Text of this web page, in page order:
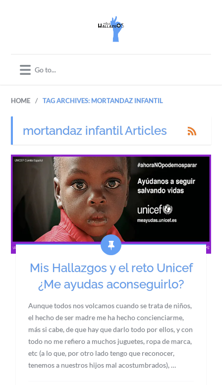
HOME / TAG ARCHIVES: MORTANDAZ INFANTIL
mortandaz infantil Articles
Mis Hallazgos y el reto Unicef
¿Me ayudas aconseguirlo?
Aunque todos nos volcamos cuando se trata de niños,
el hecho de ser madre me ha hecho concienciarme,
más si cabe, de que hay que darlo todo por ellos, y con
todo no me refiero a muchos juguetes, ropa de marca,
etc (a lo que, por otro lado tengo que reconocer,
tenemos a nuestros hijos mal acostumbrados), …